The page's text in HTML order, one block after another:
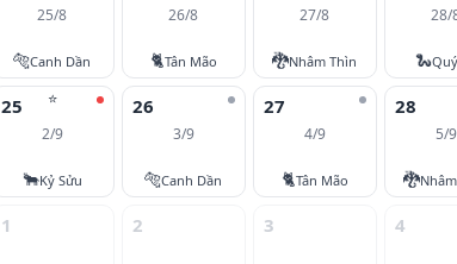
25/8
🐅Canh Dần
26/8
🐈Tân Mão
27/8
🐉Nhâm Thìn
28/
🐍
⭐
25
2/9
🐂Kỷ Sửu
26
3/9
🐅Canh Dần
27
4/9
🐈Tân Mão
28
5/9
🐉
1 2 3 4